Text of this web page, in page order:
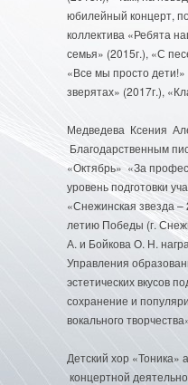
юбилейный концерт,
коллектива «Ребята
семья» (2015г.), «С
«Все мы просто
зверятах» (2017г.),
Медведева Ксения
Благодарственным
«Октябрь» «За
уровень подготовки
«Снежинская звезда –
летию Победы (г.
А. и Бойкова О. Н.
Управления
эстетических вкусов
сохранение и
вокального
Детский хор «Тоника»
концертной